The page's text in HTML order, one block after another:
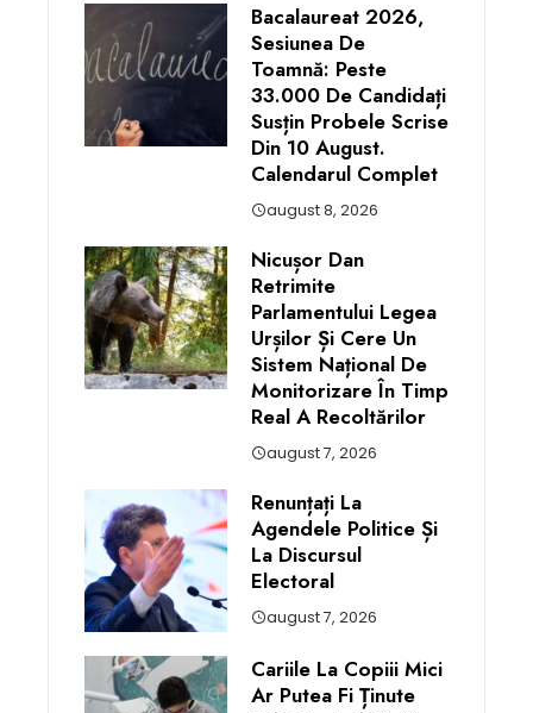
Bacalaureat 2026,
Sesiunea De
Toamnă: Peste
33.000 De Candidați
Susțin Probele Scrise
Din 10 August.
Calendarul Complet
august 8, 2026
Nicușor Dan
Retrimite
Parlamentului Legea
Urșilor Și Cere Un
Sistem Național De
Monitorizare În Timp
Real A Recoltărilor
august 7, 2026
Renunțați La
Agendele Politice Și
La Discursul
Electoral
august 7, 2026
Cariile La Copiii Mici
Ar Putea Fi Ținute